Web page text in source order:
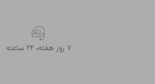
۷ روز ﻫﻔﺘﻪ، ۲۴ ﺳﺎﻋﺘﻪ